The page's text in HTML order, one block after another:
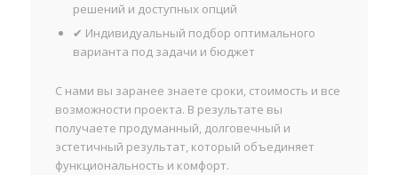
решений и доступных опций
✔ Индивидуальный подбор оптимального
варианта под задачи и бюджет
С нами вы заранее знаете сроки, стоимость и все
возможности проекта. В результате вы
получаете продуманный, долговечный и
эстетичный результат, который объединяет
функциональность и комфорт.